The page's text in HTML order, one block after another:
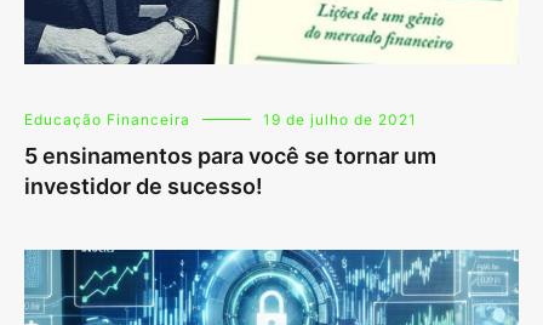
Educação Financeira 19 de julho de 2021
5 ensinamentos para você se tornar um
investidor de sucesso!